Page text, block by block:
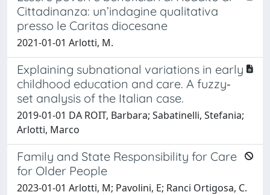
Cittadinanza: un’indagine qualitativa
presso le Caritas diocesane
2021-01-01 Arlotti, M.
Explaining subnational variations in early
childhood education and care. A fuzzy‐
set analysis of the Italian case.
2019-01-01 DA ROIT, Barbara; Sabatinelli, Stefania;
Arlotti, Marco
Family and State Responsibility for Care
for Older People
2023-01-01 Arlotti, M; Pavolini, E; Ranci Ortigosa, C.